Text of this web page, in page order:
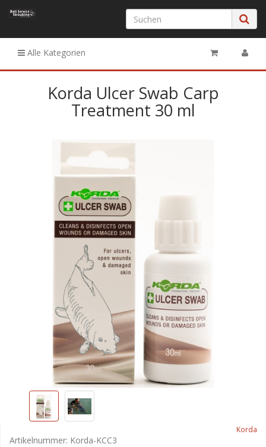
Alle Kategorien
Korda Ulcer Swab Carp
Treatment 30 ml
Korda
Artikelnummer: Korda-KCC3